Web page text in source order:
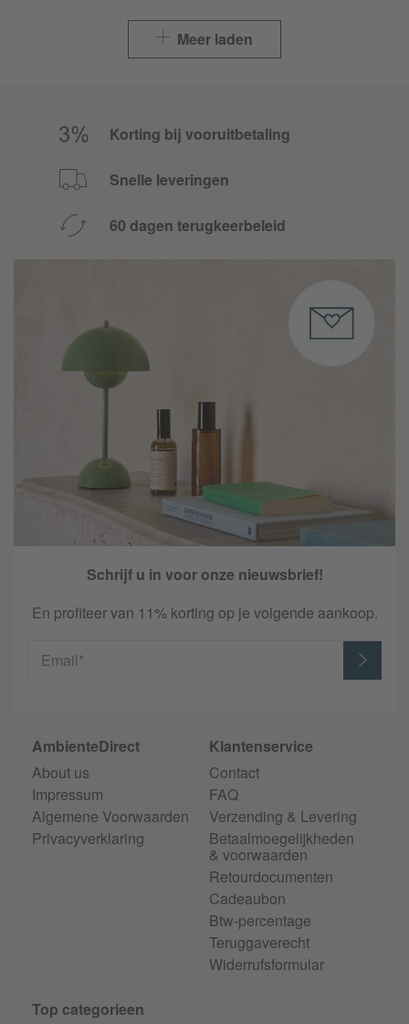
Meer laden
Korting bij vooruitbetaling
Snelle leveringen
60 dagen terugkeerbeleid
Schrijf u in voor onze nieuwsbrief!
En profiteer van 11% korting op je volgende aankoop.
Email*
AmbienteDirect
About us
Impressum
Algemene Voorwaarden
Privacyverklaring
Klantenservice
Contact
FAQ
Verzending & Levering
Betaalmoegelijkheden
& voorwaarden
Retourdocumenten
Cadeaubon
Btw-percentage
Teruggaverecht
Widerrufsformular
Top categorieen